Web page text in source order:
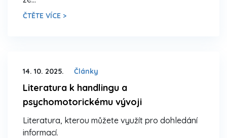
ČTĚTE VÍCE >
14. 10. 2025. Články
Literatura k handlingu a
psychomotorickému vývoji
Literatura, kterou můžete využít pro dohledání
informací.